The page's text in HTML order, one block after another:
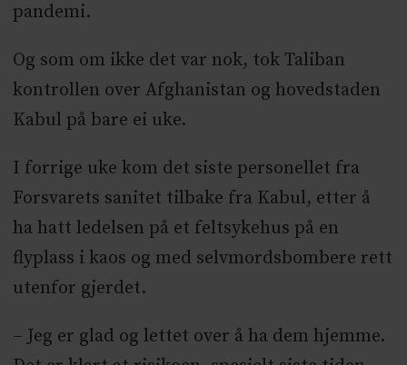
pandemi.
Og som om ikke det var nok, tok Taliban
kontrollen over Afghanistan og hovedstaden
Kabul på bare ei uke.
I forrige uke kom det siste personellet fra
Forsvarets sanitet tilbake fra Kabul, etter å
ha hatt ledelsen på et feltsykehus på en
flyplass i kaos og med selvmordsbombere rett
utenfor gjerdet.
– Jeg er glad og lettet over å ha dem hjemme.